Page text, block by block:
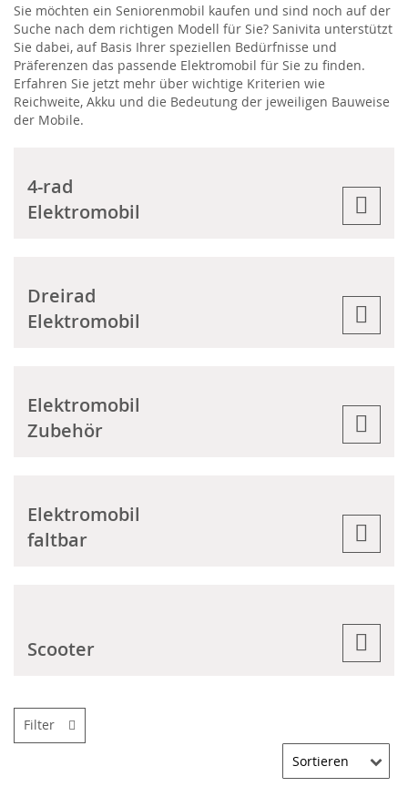
Sie möchten ein Seniorenmobil kaufen und sind noch auf der
Suche nach dem richtigen Modell für Sie? Sanivita unterstützt
Sie dabei, auf Basis Ihrer speziellen Bedürfnisse und
Präferenzen das passende Elektromobil für Sie zu finden.
Erfahren Sie jetzt mehr über wichtige Kriterien wie
Reichweite, Akku und die Bedeutung der jeweiligen Bauweise
der Mobile.
4-rad
Elektromobil
Dreirad
Elektromobil
Elektromobil
Zubehör
Elektromobil
faltbar
Scooter
Filter